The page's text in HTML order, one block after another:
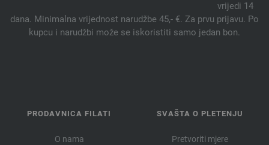
vrijedi 14
dana. Minimalna vrijednost narudžbe 45,- €. Za prvu prijavu. Po
kupcu i narudžbi može se iskoristiti samo jedan bon.
PRODAVNICA FILATI
O nama
SVAŠTA O PLETENJU
Pretvoriti mjere